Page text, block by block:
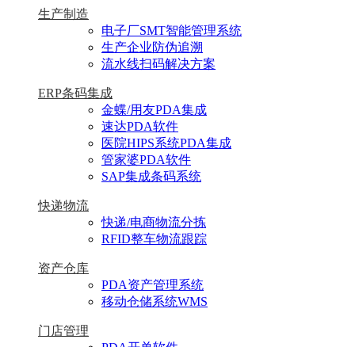
生产制造
电子厂SMT智能管理系统
生产企业防伪追溯
流水线扫码解决方案
ERP条码集成
金蝶/用友PDA集成
速达PDA软件
医院HIPS系统PDA集成
管家婆PDA软件
SAP集成条码系统
快递物流
快递/电商物流分拣
RFID整车物流跟踪
资产仓库
PDA资产管理系统
移动仓储系统WMS
门店管理